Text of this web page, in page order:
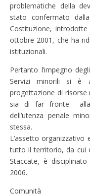
problematiche della
stato confermato
Costituzione,
ottobre 2001, che ha
istituzionali.
Pertanto l’impegno
Servizi minorili si è
progettazione di risorse
sia di far fronte alla
dell’utenza penale
stessa.
L’assetto organizzativo
tutto il territorio, da cui
Staccate, è
2006.
Comunità